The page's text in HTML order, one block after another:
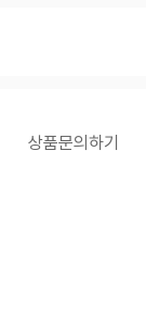
상품문의하기